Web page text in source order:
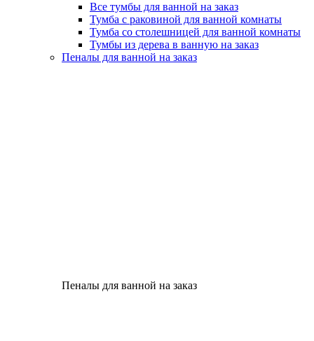
Все тумбы для ванной на заказ
Тумба с раковиной для ванной комнаты
Тумба со столешницей для ванной комнаты
Тумбы из дерева в ванную на заказ
Пеналы для ванной на заказ
Пеналы для ванной на заказ